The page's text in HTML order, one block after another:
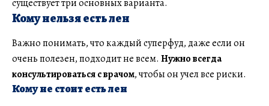
существует три основных варианта.
Кому нельзя есть лен
Важно понимать, что каждый суперфуд, даже если он
очень полезен, подходит не всем. Нужно всегда
консультироваться с врачом, чтобы он учел все риски.
Кому не стоит есть лен